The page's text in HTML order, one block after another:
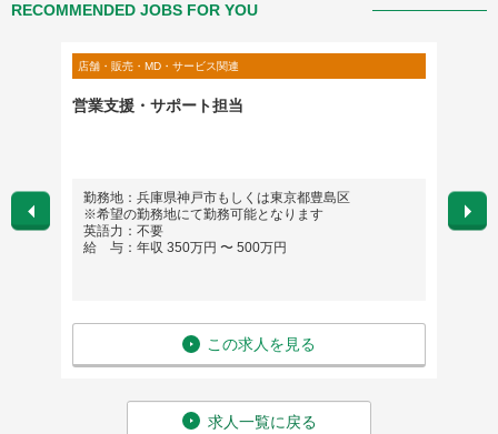
RECOMMENDED JOBS FOR YOU
店舗・販売・MD・サービス関連
営業支援・サポート担当
勤務地：兵庫県神戸市もしくは東京都豊島区
※希望の勤務地にて勤務可能となります
英語力：不要
給 与：年収 350万円 〜 500万円
この求人を見る
勤務
英語
給 与
求人一覧に戻る